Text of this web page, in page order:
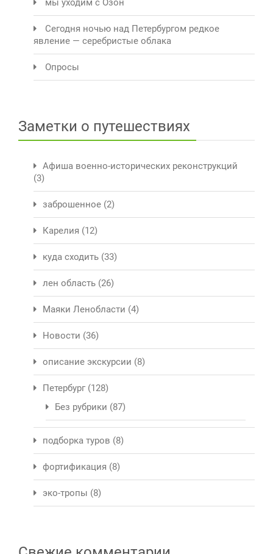
мы уходим с Озон
Сегодня ночью над Петербургом редкое
явление — серебристые облака
Опросы
Заметки о путешествиях
Афиша военно-исторических реконструкций
(3)
заброшенное (2)
Карелия (12)
куда сходить (33)
лен область (26)
Маяки Ленобласти (4)
Новости (36)
описание экскурсии (8)
Петербург (128)
Без рубрики (87)
подборка туров (8)
фортификация (8)
эко-тропы (8)